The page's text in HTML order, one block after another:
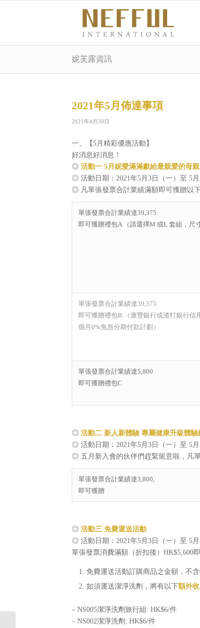
妮芙露資訊
2021年5月佈達事項
2021年4月30日
一、【5月精彩優惠活動】
好消息好消息！
◎ 活動一 5月妮愛滿滿獻給最親愛的母
◎ 活動日期：2021年5月3日（一）至 5月
◎ 凡單張發票合計業績滿額即可獲贈以
單張發票合計業績達39,375
即可獲贈禮包A （請選擇M 或L 套組，尺
單張發票合計業績達39,375
即可獲贈禮包B （滙豐銀行或渣打銀行信
個月0%免息分期付款計劃）
單張發票合計業績達5,800
即可獲贈禮包C
◎ 活動二 新人新體驗 專屬健康升級體驗
◎ 活動日期：2021年5月3日（一）至 5月
◎ 五月新入會的伙伴們趕緊留意啦，凡
單張發票合計業績達3,800,
即可獲贈
◎ 活動三 免費運送活動
◎ 活動日期：2021年5月3日（一）至 5月
單張發票消費滿額（折扣後）HK$5,600
免費運送活動訂購商品之金額，不含
如須運送潔淨洗劑，將有以下額外
– NS005潔淨洗劑旅行組: HK$6/件
– NS002潔淨洗劑: HK$6/件